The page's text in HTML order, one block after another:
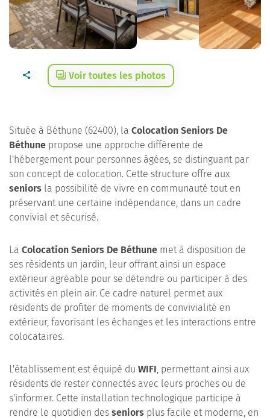
Voir toutes les photos
Située à Béthune (62400), la Colocation Seniors De
Béthune propose une approche différente de
l'hébergement pour personnes âgées, se distinguant par
son concept de colocation. Cette structure offre aux
seniors la possibilité de vivre en communauté tout en
préservant une certaine indépendance, dans un cadre
convivial et sécurisé.
La Colocation Seniors De Béthune met à disposition de
ses résidents un jardin, leur offrant ainsi un espace
extérieur agréable pour se détendre ou participer à des
activités en plein air. Ce cadre naturel permet aux
résidents de profiter de moments de convivialité en
extérieur, favorisant les échanges et les interactions entre
colocataires.
L'établissement est équipé du WIFI, permettant ainsi aux
résidents de rester connectés avec leurs proches ou de
s'informer. Cette installation technologique participe à
rendre le quotidien des seniors plus facile et moderne, en